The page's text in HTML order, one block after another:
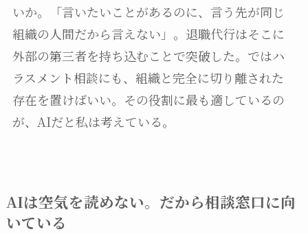
いか。「言いたいことがあるのに、言う先が同じ
組織の人間だから言えない」。退職代行はそこに
外部の第三者を持ち込むことで突破した。ではハ
ラスメント相談にも、組織と完全に切り離された
存在を置けばいい。その役割に最も適しているの
が、AIだと私は考えている。
AIは空気を読めない。だから相談窓口に向
いている